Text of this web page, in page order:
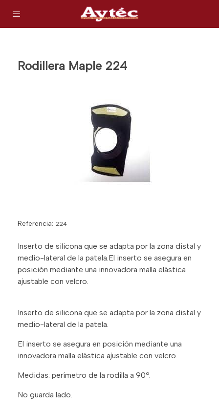
Rodillera Maple 224
Referencia: 224
Inserto de silicona que se adapta por la zona distal y
medio-lateral de la patela.El inserto se asegura en
posición mediante una innovadora malla elástica
ajustable con velcro.
Inserto de silicona que se adapta por la zona distal y
medio-lateral de la patela.
El inserto se asegura en posición mediante una
innovadora malla elástica ajustable con velcro.
Medidas: perímetro de la rodilla a 90º.
No guarda lado.